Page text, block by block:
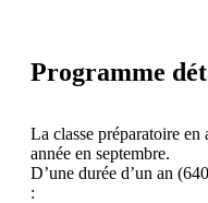
Programme
La classe préparatoire en
année en septembre.
D’une durée d’un an
: